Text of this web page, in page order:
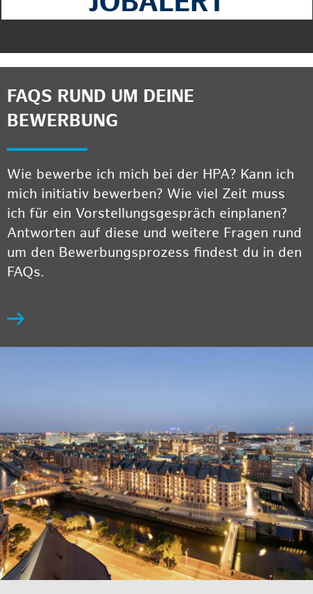
FAQS RUND UM DEINE
BEWERBUNG
Wie bewerbe ich mich bei der HPA? Kann ich
mich initiativ bewerben? Wie viel Zeit muss
ich für ein Vorstellungsgespräch einplanen?
Antworten auf diese und weitere Fragen rund
um den Bewerbungsprozess findest du in den
FAQs.